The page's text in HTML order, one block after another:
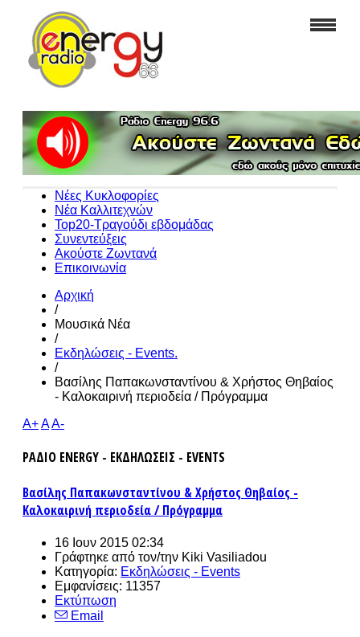
Νέες Κυκλοφορίες
Νέα Καλλιτεχνών
Top20-Τραγούδι εβδομάδας
Συνεντεύξεις
Ακούστε Ζωντανά
Επικοινωνία
Αρχική
/
Μουσικά Νέα
/
Εκδηλώσεις - Events.
/
Βασίλης Παπακωνσταντίνου & Χρήστος Θηβαίος
- Καλοκαιρινή περιοδεία / Πρόγραμμα
A+AA-
ΡΑΔΙΟ ENERGY - ΕΚΔΗΛΩΣΕΙΣ - EVENTS
Βασίλης Παπακωνσταντίνου & Χρήστος Θηβαίος -
Καλοκαιρινή περιοδεία / Πρόγραμμα
16 Ιουν 2015 02:34
Γράφτηκε από τον/την Kiki Vasiliadou
Κατηγορία: Εκδηλώσεις - Events
Εμφανίσεις: 11357
Εκτύπωση
Email